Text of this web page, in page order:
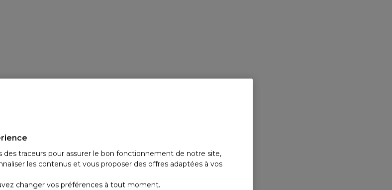
des traceurs pour assurer le bon fonctionnement de notre site,
les contenus et vous proposer des offres adaptées à vos
changer vos préférences à tout moment.